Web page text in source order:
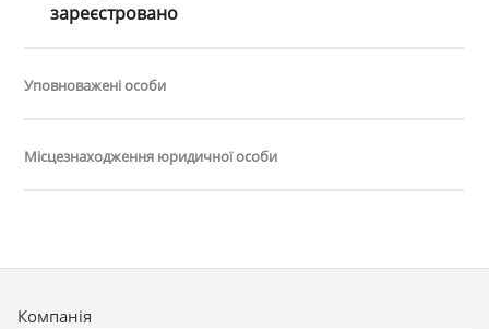
зареєстровано
Уповноважені особи
Місцезнаходження юридичної особи
Компанія